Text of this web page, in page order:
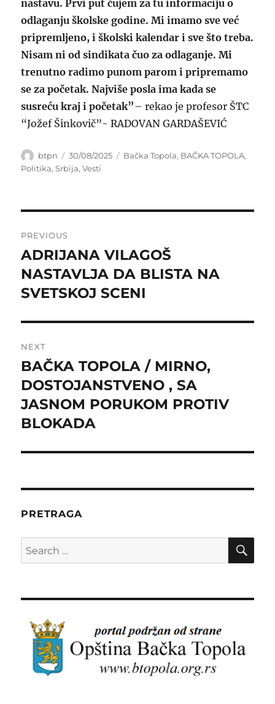
nastavu. Prvi put čujem za tu informaciju o
odlaganju školske godine. Mi imamo sve već
pripremljeno, i školski kalendar i sve što treba.
Nisam ni od sindikata čuo za odlaganje. Mi
trenutno radimo punom parom i pripremamo
se za početak. Najviše posla ima kada se
susreću kraj i početak”– rekao je profesor ŠTC
“Jožef Šinkovič”- RADOVAN GARDAŠEVIĆ
Author
btpn
Posted
on
30/08/2025 Categories
Bačka Topola, BAČKA TOPOLA,
Politika,Srbija,Vesti
navigation
PREVIOUS
Previous
post:
ADRIJANA VILAGOŠ
NASTAVLJA DA BLISTA NA
SVETSKOJ SCENI
NEXT
Next
post:
BAČKA TOPOLA / MIRNO,
DOSTOJANSTVENO , SA
JASNOM PORUKOM PROTIV
BLOKADA
PRETRAGA
Search
for: